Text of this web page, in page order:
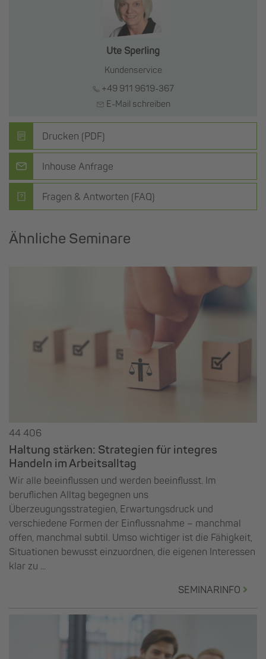
Ute Sperling
Kundenservice
+49 911 9619-367
E-Mail schreiben
Drucken (PDF)
Inhouse Anfrage
Fragen & Antworten (FAQ)
Ähnliche Seminare
44 406
Haltung stärken: Strategien für integres
Handeln im Arbeitsalltag
Wir alle beeinflussen und werden beeinflusst. Im
beruflichen Alltag begegnen uns
Überzeugungsstrategien, Erwartungsdruck und
verschiedene Formen der Einflussnahme – manchmal
offen, manchmal subtil. Umso wichtiger ist die Fähigkeit,
Situationen bewusst einzuordnen, die eigenen Interessen
klar zu ...
SEMINARINFO